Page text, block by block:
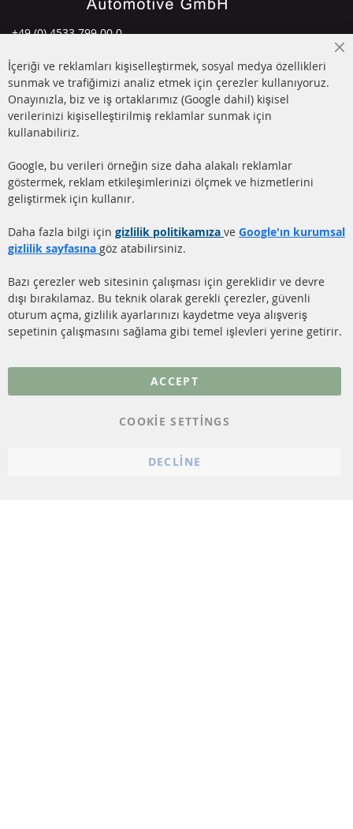
+49 (0) 4533 799 00 0
info@contra-automotive.de
facebook
instagram
HIZLI LİNKLER
(DPF)
DİZEL PARTİKÜL FİLTRESİ
KATALİZÖR (KAT)
SSS
MÜŞTERİ
Hakkımızda
Gönderim ücreti
Daha fazla link
Veri koruma
Genel Çalışma Koşulları
İçeriği ve reklamları kişiselleştirmek, sosyal medya özellikleri
sunmak ve trafiğimizi analiz etmek için çerezler kullanıyoruz.
Onayınızla, biz ve iş ortaklarımız (Google dahil) kişisel
verilerinizi kişiselleştirilmiş reklamlar sunmak için
kullanabiliriz.
Google, bu verileri örneğin size daha alakalı reklamlar
göstermek, reklam etkileşimlerinizi ölçmek ve hizmetlerini
geliştirmek için kullanır.
Daha fazla bilgi için gizlilik politikamıza ve Google'ın kurumsal
gizlilik sayfasına göz atabilirsiniz.
Bazı çerezler web sitesinin çalışması için gereklidir ve devre
dışı bırakılamaz. Bu teknik olarak gerekli çerezler, güvenli
oturum açma, gizlilik ayarlarınızı kaydetme veya alışveriş
sepetinin çalışmasını sağlama gibi temel işlevleri yerine getirir.
ACCEPT
COOKIE SETTINGS
DECLINE